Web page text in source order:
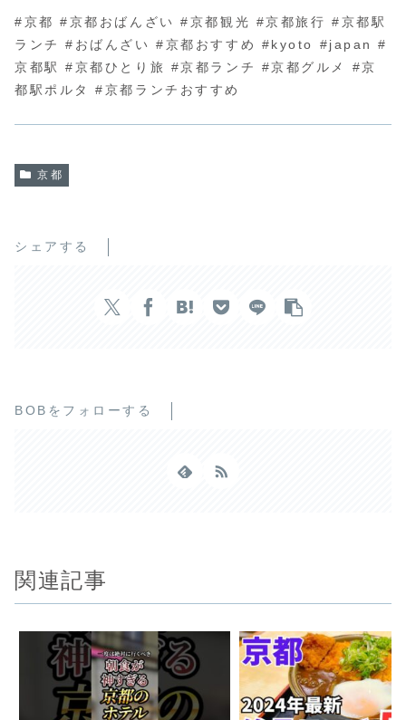
#京都 #京都おばんざい #京都観光 #京都旅行 #京都駅
ランチ #おばんざい #京都おすすめ #kyoto #japan #
京都駅 #京都ひとり旅 #京都ランチ #京都グルメ #京
都駅ポルタ #京都ランチおすすめ
京都
シェアする
BOBをフォローする
関連記事